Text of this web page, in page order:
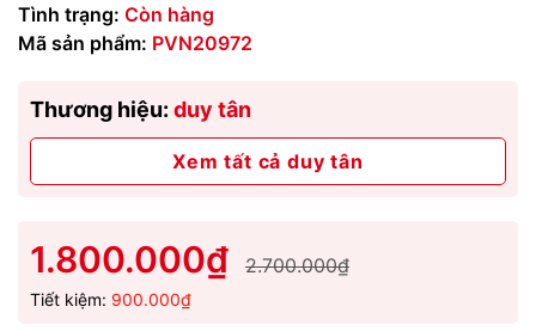
Tình trạng: Còn hàng
Mã sản phẩm: PVN20972
Thương hiệu: duy tân
Xem tất cả duy tân
1.800.000₫ 2.700.000₫
Tiết kiệm: 900.000₫